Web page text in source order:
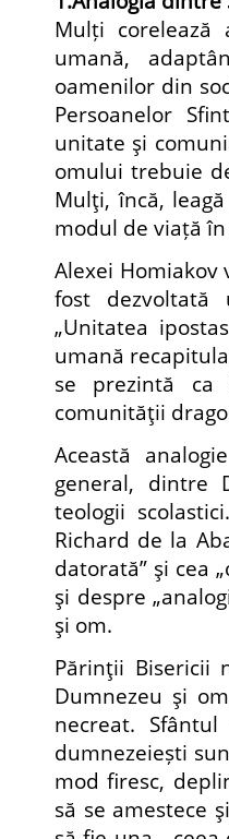
Mulți corelează
umană,
oamenilor din
Persoanelor
unitate şi
omului trebuie
Mulţi, încă,
modul de viață
Alexei Homiakov
fost dezvoltată
„Unitatea
umană
se prezintă ca
comunităţii
Această
general, dintre
teologii
Richard de la
datorată” şi cea
şi despre
şi om.
Părinţii Bisericii
Dumnezeu şi
necreat.
dumnezeiești
mod firesc,
să se amestece